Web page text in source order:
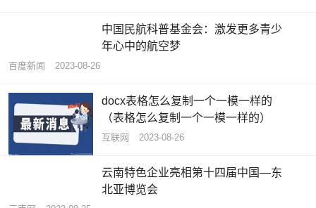
中国民航科普基金会：激发更多青少
年心中的航空梦
百度新闻 2023-08-26
docx表格怎么复制一个一模一样的
（表格怎么复制一个一模一样的）
互联网 2023-08-26
云南特色企业亮相第十四届中国—东
北亚博览会